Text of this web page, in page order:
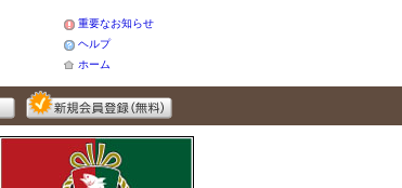
重要なお知らせ
ヘルプ
ホーム